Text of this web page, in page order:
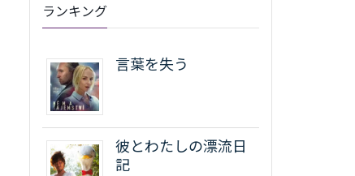
ランキング
言葉を失う
彼とわたしの漂流日
記